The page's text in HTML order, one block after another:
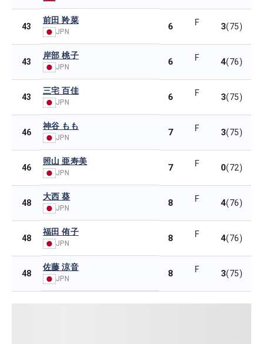
43
前田 羚菜
JPN 6 F 3(75)
43
岸部 桃子
JPN 6 F 4(76)
43
三宅 百佳
JPN 6 F 3(75)
46
神谷 もも
JPN 7 F 3(75)
46
照山 亜寿美
JPN 7 F 0(72)
48
大西 葵
JPN 8 F 4(76)
48
福田 侑子
JPN 8 F 4(76)
48
佐藤 涼音
JPN 8 F 3(75)